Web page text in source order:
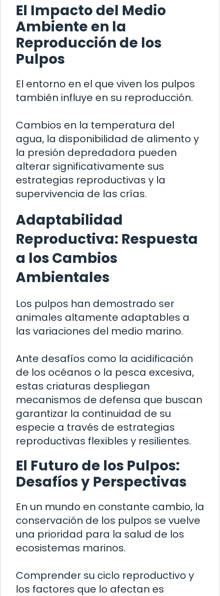
El Impacto del Medio
Ambiente en la
Reproducción de los
Pulpos
El entorno en el que viven los pulpos
también influye en su reproducción.
Cambios en la temperatura del
agua, la disponibilidad de alimento y
la presión depredadora pueden
alterar significativamente sus
estrategias reproductivas y la
supervivencia de las crías.
Adaptabilidad
Reproductiva: Respuesta
a los Cambios
Ambientales
Los pulpos han demostrado ser
animales altamente adaptables a
las variaciones del medio marino.
Ante desafíos como la acidificación
de los océanos o la pesca excesiva,
estas criaturas despliegan
mecanismos de defensa que buscan
garantizar la continuidad de su
especie a través de estrategias
reproductivas flexibles y resilientes.
El Futuro de los Pulpos:
Desafíos y Perspectivas
En un mundo en constante cambio, la
conservación de los pulpos se vuelve
una prioridad para la salud de los
ecosistemas marinos.
Comprender su ciclo reproductivo y
los factores que lo afectan es